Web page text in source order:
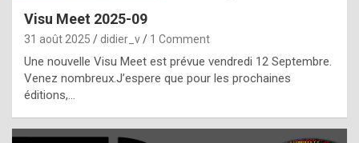
g
h
t
f
Visu Meet 2025-09
31 août 2025 didier_v 1 Comment
Une nouvelle Visu Meet est prévue vendredi 12 Septembre.
Venez nombreux.J’espere que pour les prochaines
éditions,…